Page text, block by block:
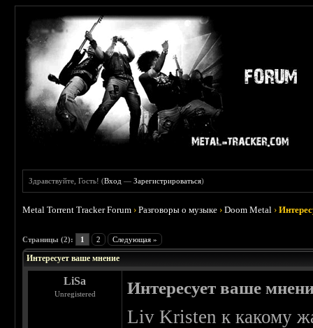
Здравствуйте, Гость! (Вход —Зарегистрироваться)
Metal Torrent Tracker Forum ›Разговоры о музыке ›Doom Metal ›
Страницы (2): 1 2 Следующая »
Интересует ваше мнение
LiSa
Unregistered Интересует ваше
Liv Kristen к какому